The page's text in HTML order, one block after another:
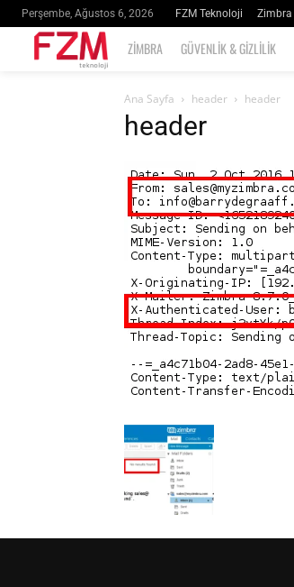
Perşembe, Ağustos 6, 2026 FZM Teknoloji Zimbra
ZIMBRA GÜVENLIK & GIZLILIK
Ana Sayfa header header
header